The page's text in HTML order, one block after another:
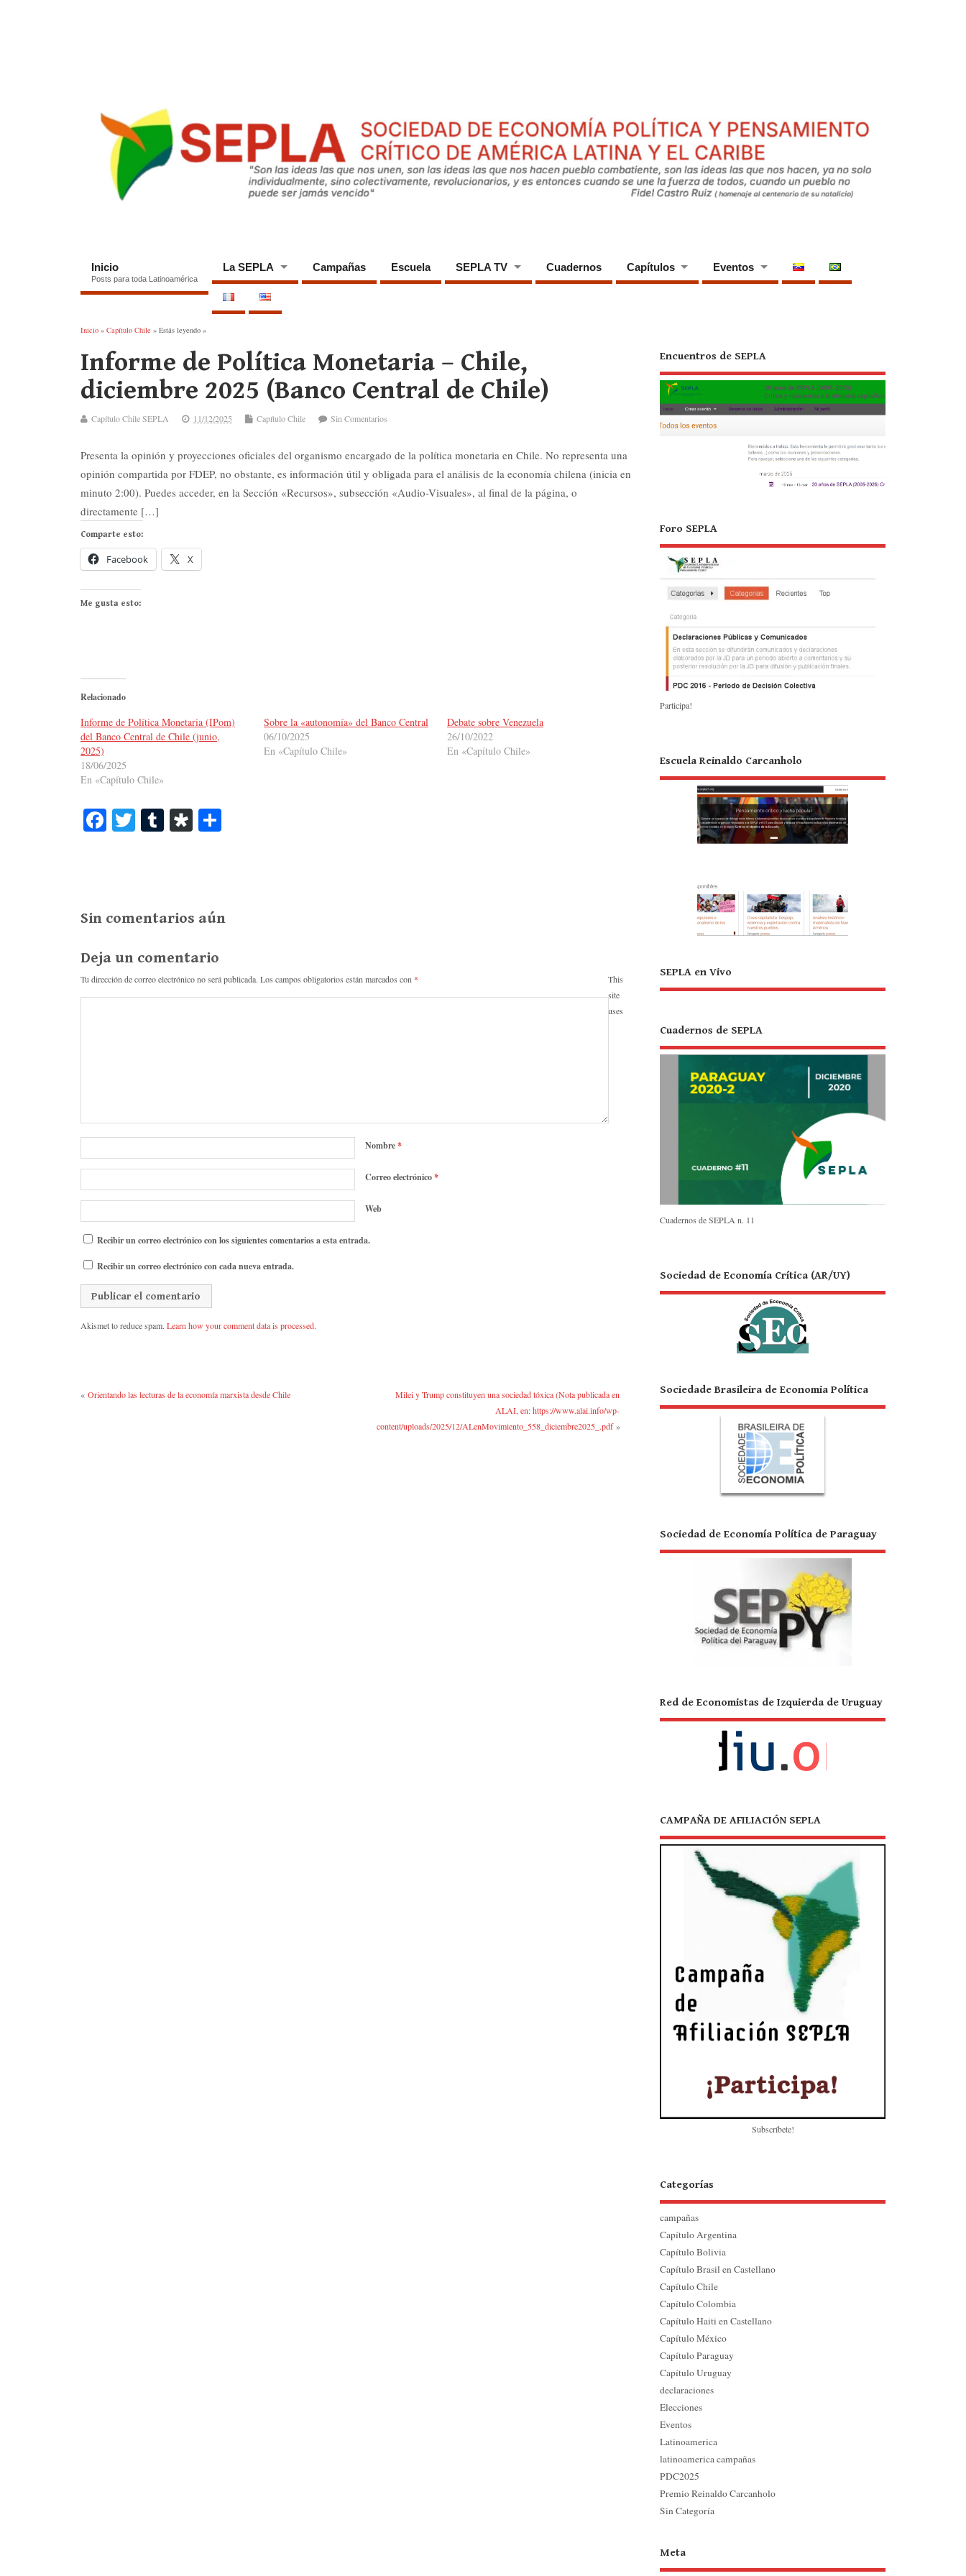
Inicio
Posts para toda Latinoamérica
La SEPLA Campañas Escuela SEPLA TV Cuadernos Capítulos Eventos
Inicio » Capítulo Chile » Estás leyendo »
Informe de Política Monetaria – Chile,
diciembre 2025 (Banco Central de Chile)
Capítulo Chile SEPLA 11/12/2025 Capítulo Chile Sin Comentarios
Presenta la opinión y proyecciones oficiales del organismo encargado de la política monetaria en Chile. No representa una
opinión compartida por FDEP, no obstante, es información útil y obligada para el análisis de la economía chilena (inicia en
minuto 2:00). Puedes acceder, en la Sección «Recursos», subsección «Audio-Visuales», al final de la página, o
directamente […]
Comparte esto:
Facebook X
Me gusta esto:
Relacionado
Informe de Política Monetaria (IPom)
del Banco Central de Chile (junio,
2025)
18/06/2025
En «Capítulo Chile»
Sobre la «autonomía» del Banco Central
06/10/2025
En «Capítulo Chile»
Debate sobre Venezuela
26/10/2022
En «Capítulo Chile»
Fa T T
r
Di
rti
Sin comentarios aún
Deja un comentario
Tu dirección de correo electrónico no será publicada. Los campos obligatorios están marcados con *
Nombre*
Correo electrónico*
Web
Recibir un correo electrónico con los siguientes comentarios a esta entrada.
Recibir un correo electrónico con cada nueva entrada.
This
site
uses
Akismet to reduce spam. Learn how your comment data is processed.
« Orientando las lecturas de la economía marxista desde Chile
Milei y Trump constituyen una sociedad tóxica (Nota publicada en
ALAI, en: https://www.alai.info/wp-
content/uploads/2025/12/ALenMovimiento_558_diciembre2025_.pdf»
Encuentros de SEPLA
Foro SEPLA
Participa!
Escuela Reinaldo Carcanholo
SEPLA en Vivo
Cuadernos de SEPLA
Cuadernos de SEPLA n. 11
Sociedad de Economía Crítica (AR/UY)
Sociedade Brasileira de Economia Política
Sociedad de Economía Política de Paraguay
Red de Economistas de Izquierda de Uruguay
CAMPAÑA DE AFILIACIÓN SEPLA
Subscríbete!
Categorías
campañas
Capítulo Argentina
Capítulo Bolivia
Capítulo Brasil en Castellano
Capítulo Chile
Capítulo Colombia
Capítulo Haiti en Castellano
Capítulo México
Capítulo Paraguay
Capítulo Uruguay
declaraciones
Elecciones
Eventos
Latinoamerica
latinoamerica campañas
PDC2025
Premio Reinaldo Carcanholo
Sin Categoría
Meta